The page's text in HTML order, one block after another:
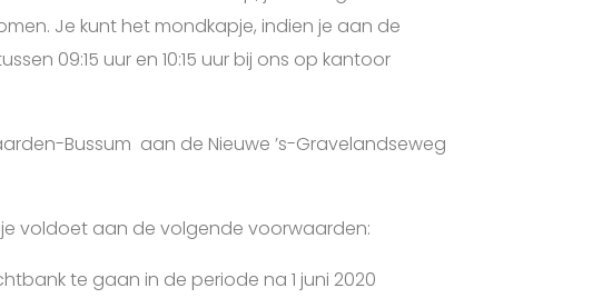
Je kunt het mondkapje, indien je aan de
09:15 uur en 10:15 uur bij ons op kantoor
Bussum aan de Nieuwe ’s-Gravelandseweg
voldoet aan de volgende voorwaarden:
te gaan in de periode na 1 juni 2020